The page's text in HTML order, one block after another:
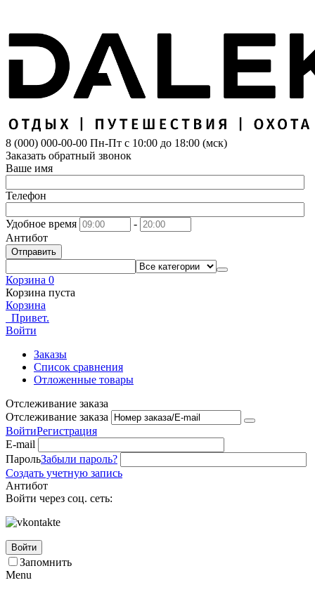
8 (000) 000-00-00 Пн-Пт с 10:00 до 18:00 (мск)
Заказать обратный звонок
Ваше имя
Телефон
Удобное время
-
Антибот
Отправить
Корзина 0
Корзина пуста
Корзина
Привет.
Войти
Заказы
Список сравнения
Отложенные товары
Отслеживание заказа
Отслеживание заказа
ВойтиРегистрация
E-mail
ПарольЗабыли пароль?
Создать учетную запись
Антибот
Войти через соц. сеть:
Войти
Запомнить
Menu